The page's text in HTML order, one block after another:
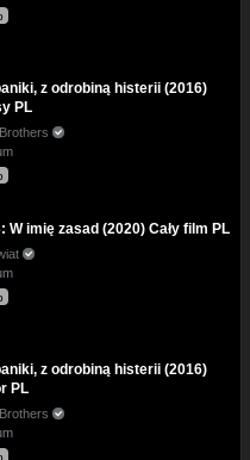
z odrobiną histerii (2016)
PL
W imię zasad (2020) Cały film PL
z odrobiną histerii (2016)
PL